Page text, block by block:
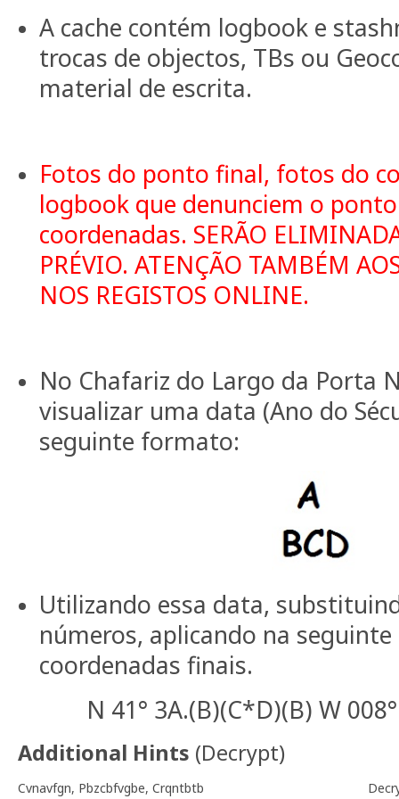
A cache contém logbook e
trocas de objectos, TBs ou
material de escrita.
Fotos do ponto final, fotos do
logbook que denunciem o
coordenadas. SERÃO
PRÉVIO. ATENÇÃO TAMBÉM
NOS REGISTOS ONLINE.
No Chafariz do Largo da Porta
visualizar uma data (Ano do
seguinte formato:
Utilizando essa data,
números, aplicando na
coordenadas finais.
N 41° 3A.(B)(C*D)(B) W
Additional Hints (Decrypt)
Cvnavfgn, Pbzcbfvgbe, Crqntbtb